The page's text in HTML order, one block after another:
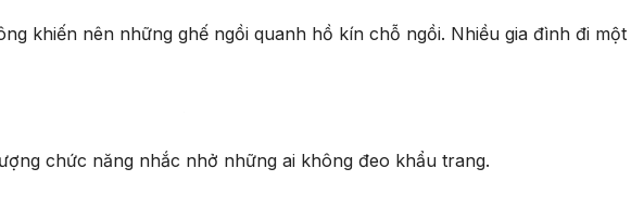
khiến nên những ghế ngồi quanh hồ kín chỗ ngồi. Nhiều gia đình đi một
chức năng nhắc nhở những ai không đeo khẩu trang.